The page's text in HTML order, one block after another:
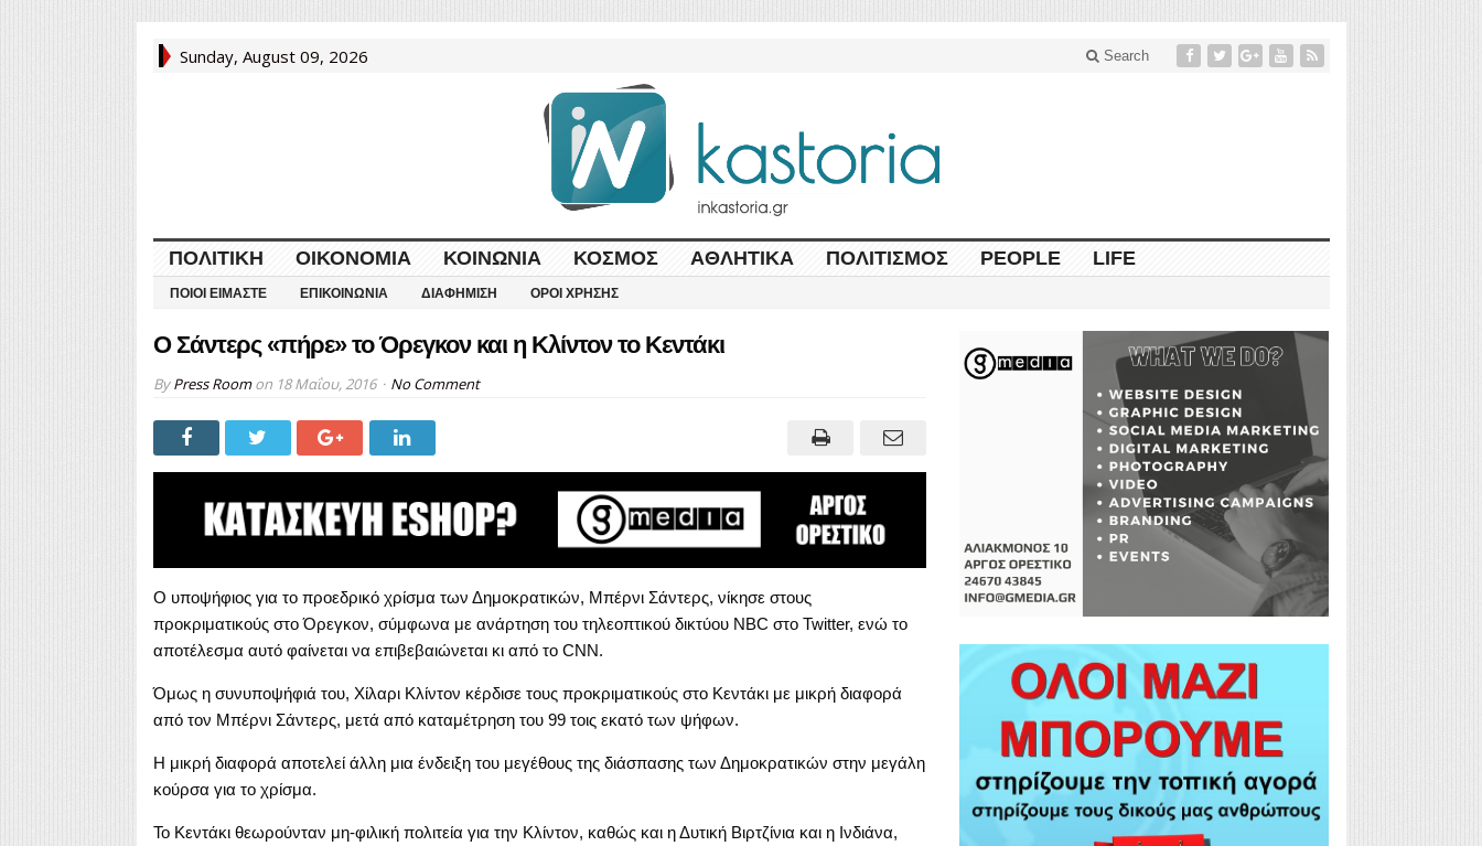
Sunday, August 09, 2026 Search
ΠΟΛΙΤΙΚΉ ΟΙΚΟΝΟΜΊΑ ΚΟΙΝΩΝΊΑ ΚΌΣΜΟΣ ΑΘΛΗΤΙΚΆ ΠΟΛΙΤΙΣΜΌΣ PEOPLE LIFE
ΠΟΙΟΙ ΕΊΜΑΣΤΕ ΕΠΙΚΟΙΝΩΝΊΑ ΔΙΑΦΉΜΙΣΗ ΌΡΟΙ ΧΡΉΣΗΣ
Ο Σάντερς «πήρε» το Όρεγκον και η Κλίντον το Κεντάκι
ByPress Roomon 18 Μαΐου, 2016 No Comment
Ο υποψήφιος για το προεδρικό χρίσμα των Δημοκρατικών, Μπέρνι Σάντερς, νίκησε στους
προκριματικούς στο Όρεγκον, σύμφωνα με ανάρτηση του τηλεοπτικού δικτύου NBC στο Twitter, ενώ το
αποτέλεσμα αυτό φαίνεται να επιβεβαιώνεται κι από το CNN.
Όμως η συνυποψήφιά του, Χίλαρι Κλίντον κέρδισε τους προκριματικούς στο Κεντάκι με μικρή διαφορά
από τον Μπέρνι Σάντερς, μετά από καταμέτρηση του 99 τοις εκατό των ψήφων.
Η μικρή διαφορά αποτελεί άλλη μια ένδειξη του μεγέθους της διάσπασης των Δημοκρατικών στην μεγάλη
κούρσα για το χρίσμα.
Το Κεντάκι θεωρούνταν μη-φιλική πολιτεία για την Κλίντον, καθώς και η Δυτική Βιρτζίνια και η Ινδιάνα,